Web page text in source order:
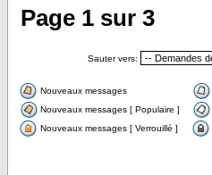
Page 1 sur 3
Sauter vers:
Nouveaux messages
Nouveaux messages [ Populaire ]
Nouveaux messages [ Verrouillé ]